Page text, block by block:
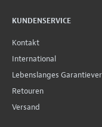
KUNDENSERVICE
Kontakt
International
Lebenslanges
Retouren
Versand